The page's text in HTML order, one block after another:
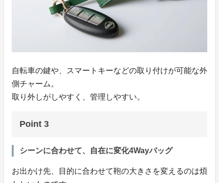
自転車の鍵や、スマートキーなどの取り付けが可能な外
側チャーム。
取り外しがしやすく、管理しやすい。
Point 3
シーンに合わせて、自在に変化4Wayバッグ
お出かけ先、目的に合わせて鞄の大きさを変えるのは煩